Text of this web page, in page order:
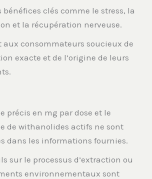
bénéfices clés comme le stress, la
et la récupération nerveuse.
aux consommateurs soucieux de
exacte et de l’origine de leurs
précis en mg par dose et le
de withanolides actifs ne sont
dans les informations fournies.
sur le processus d’extraction ou
environnementaux sont